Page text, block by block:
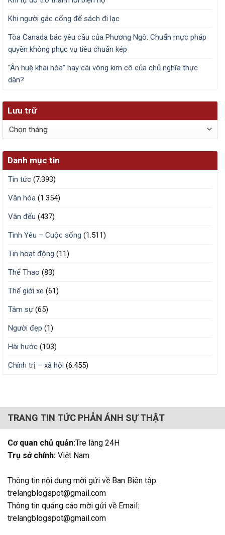
Khi người gác cổng để sách đi lạc
Tòa Canada bác yêu cầu của Phương Ngô: Chuẩn mực pháp
quyền không phục vụ tiêu chuẩn kép
“Ân huệ khai hóa” hay cái vòng kim cô của chủ nghĩa thực
dân?
Lưu trữ
Lưu
trữ
Danh mục tin
Tin tức (7.393)
Văn hóa (1.354)
Văn đểu (437)
Tình Yêu – Cuộc sống (1.511)
Tin hoạt động (11)
Thể Thao (83)
Thế giới xe (61)
Tâm sự(65)
Người đẹp (1)
Hài hước (103)
Chính trị – xã hội (6.455)
TRANG TIN TỨC PHẢN ÁNH SỰ THẬT
Cơ quan chủ quản:Tre làng 24H
Trụ sở chính: Việt Nam
Thông tin nội dung mời gửi về Ban Biên tập:
trelangblogspot@gmail.com
Thông tin quảng cáo mời gửi về Email:
trelangblogspot@gmail.com